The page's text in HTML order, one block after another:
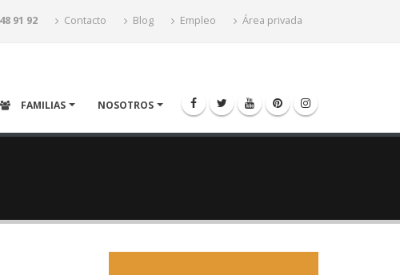
91 92 Contacto Blog Empleo Área privada
FAMILIAS NOSOTROS